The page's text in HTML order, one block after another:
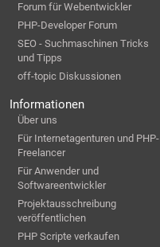
Forum für Webentwickler
PHP-Developer Forum
SEO - Suchmaschinen Tricks
und Tipps
off-topic Diskussionen
Informationen
Über uns
Für Internetagenturen und PHP-
Freelancer
Für Anwender und
Softwareentwickler
Projektausschreibung
veröffentlichen
PHP Scripte verkaufen